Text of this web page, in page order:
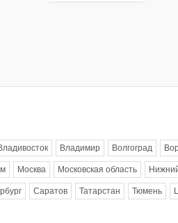
Владимир Волгоград
Москва Московская область
Саратов Татарстан Тюмень